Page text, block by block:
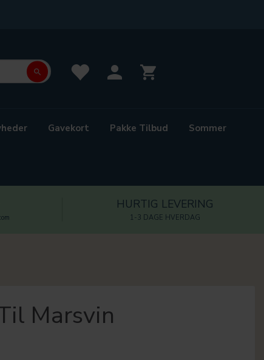
Gavekort Pakke Tilbud Sommer
HURTIG LEVERING
1-3 DAGE HVERDAG
Marsvin